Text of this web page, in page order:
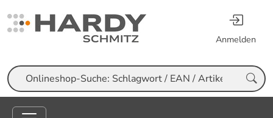
Anmelden
Suche